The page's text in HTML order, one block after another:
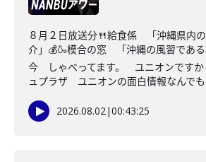
８月２日放送分🍴給食係 「沖縄県内
介」💰🍶模合の窓 「沖縄の風習であ
今 しゃべってます。 ユニオンです
ュプラザ ユニオンの面白情報なんで
2026.08.02|00:43:25